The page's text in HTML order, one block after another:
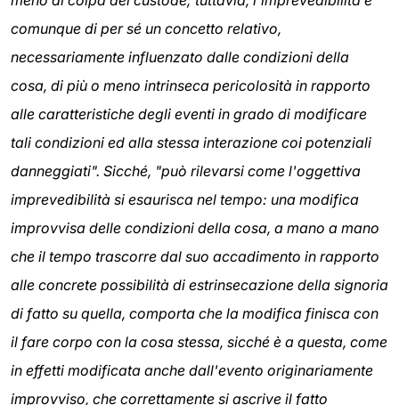
comunque di per sé un concetto relativo,
necessariamente influenzato dalle condizioni della
cosa, di più o meno intrinseca pericolosità in rapporto
alle caratteristiche degli eventi in grado di modificare
tali condizioni ed alla stessa interazione coi potenziali
danneggiati". Sicché, "può rilevarsi come l'oggettiva
imprevedibilità si esaurisca nel tempo: una modifica
improvvisa delle condizioni della cosa, a mano a mano
che il tempo trascorre dal suo accadimento in rapporto
alle concrete possibilità di estrinsecazione della signoria
di fatto su quella, comporta che la modifica finisca con
il fare corpo con la cosa stessa, sicché è a questa, come
in effetti modificata anche dall'evento originariamente
improvviso, che correttamente si ascrive il fatto